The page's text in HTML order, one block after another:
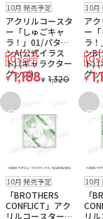
10月 発売予定
アクリルコースタ
ー「しゅごキャ
ラ！」01/パター
ンA(公式イラス
ト) (キャラクター
グッズ)
10%OFF
¥1,188¥ 1,320
10月
ア
ー
ラ
ンB(
ト) (
グッ
10
¥
お気に入りに追加
予約品ゆうパケット
10月 発売予定
「BROTHERS
CONFLICT」アク
リルコースターF
お
予約品
10月
「
リ